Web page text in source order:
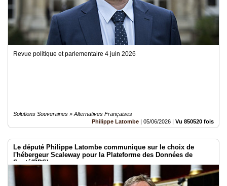
Revue politique et parlementaire 4 juin 2026
Solutions Souveraines » Alternatives Françaises
Philippe Latombe | 05/06/2026 | Vu 850520 fois
Le député Philippe Latombe communique sur le choix de
l'hébergeur Scaleway pour la Plateforme des Données de
Santé(PDS)